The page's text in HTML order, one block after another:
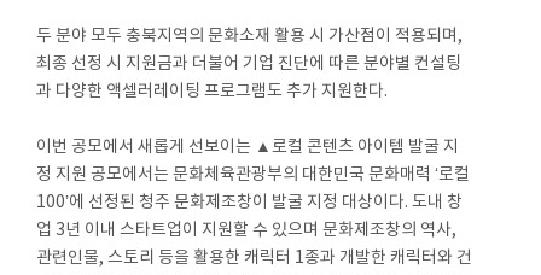
두 분야 모두 충북지역의 문화소재 활용 시 가산점이 적용되며,
최종 선정 시 지원금과 더불어 기업 진단에 따른 분야별 컨설팅
과 다양한 액셀러레이팅 프로그램도 추가 지원한다.
이번 공모에서 새롭게 선보이는 ▲로컬 콘텐츠 아이템 발굴 지
정 지원 공모에서는 문화체육관광부의 대한민국 문화매력 ‘로컬
100’에 선정된 청주 문화제조창이 발굴 지정 대상이다. 도내 창
업 3년 이내 스타트업이 지원할 수 있으며 문화제조창의 역사,
관련인물, 스토리 등을 활용한 캐릭터 1종과 개발한 캐릭터와 건